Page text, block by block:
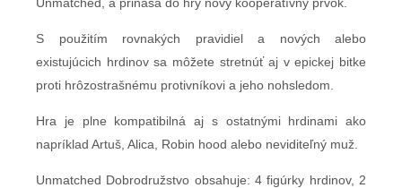
S použitím rovnakých pravidiel a nových alebo
existujúcich hrdinov sa môžete stretnúť aj v epickej bitke
proti hrôzostrašnému protivníkovi a jeho nohsledom.
Hra je plne kompatibilná aj s ostatnými hrdinami ako
napríklad Artuš, Alica, Robin hood alebo neviditeľný muž.
Unmatched Dobrodružstvo obsahuje: 4 figúrky hrdinov, 2